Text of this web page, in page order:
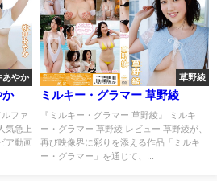
あやか
か
ファ
気急上
ア動画
草野綾
ミルキー・グラマー 草野綾
『ミルキー・グラマー 草野綾』 ミルキ
ー・グラマー 草野綾 レビュー 草野綾が、
再び映像界に彩りを添える作品「ミルキ
ー・グラマー」を通じて、...